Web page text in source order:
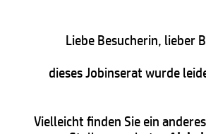
Liebe Besucherin, lieber
dieses Jobinserat wurde
Vielleicht finden Sie ein